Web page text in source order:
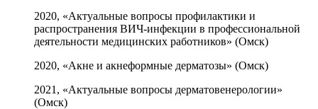
2020, «Актуальные вопросы профилактики и
распространения ВИЧ-инфекции в профессиональной
деятельности медицинских работников» (Омск)
2020, «Акне и акнеформные дерматозы» (Омск)
2021, «Актуальные вопросы дерматовенерологии»
(Омск)